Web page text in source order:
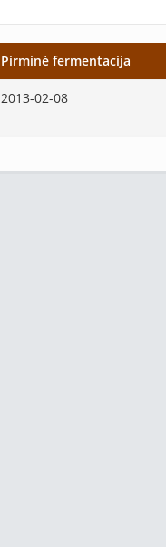
Pirminė fermentacija
2013-02-08